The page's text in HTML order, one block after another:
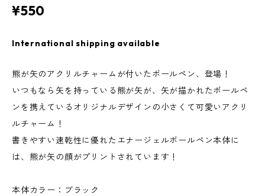
¥550
International shipping available
熊が矢のアクリルチャームが付いたボールペン、登場！
いつもなら矢を持っている熊が矢が、矢が描かれたボールペ
ンを携えているオリジナルデザインの小さくて可愛いアクリ
ルチャーム！
書きやすい速乾性に優れたエナージェルボールペン本体に
は、熊が矢の顔がプリントされています！
本体カラー：ブラック